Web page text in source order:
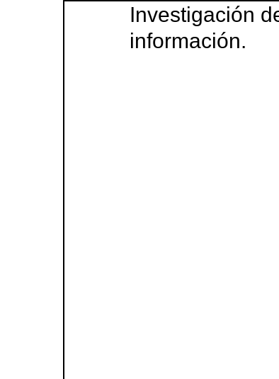
Investigación
información.